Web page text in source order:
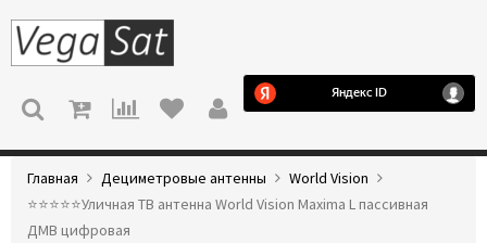
МЕНЮ
Главная Дециметровые антенны
World Vision
⭐️⭐️⭐️⭐️⭐️Уличная ТВ антенна World Vision Maxima L пассивная
ДМВ цифровая